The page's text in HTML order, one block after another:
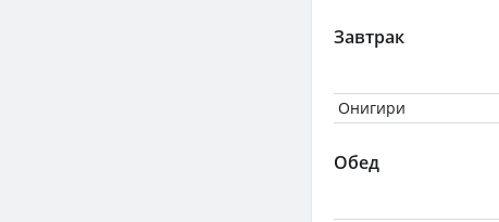
Завтрак
Онигири
Обед